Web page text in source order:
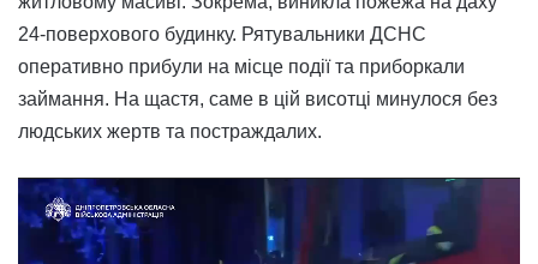
24-поверхового будинку. Рятувальники ДСНС
оперативно прибули на місце події та приборкали
займання. На щастя, саме в цій висотці минулося без
людських жертв та постраждалих.
Відеопрогравач